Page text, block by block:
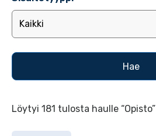
Löytyi 181 tulosta haulle “Opisto”